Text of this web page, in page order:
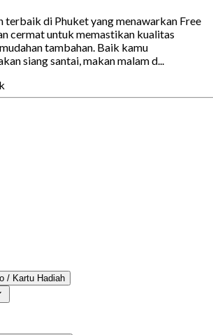
terbaik di Phuket yang menawarkan Free
cermat untuk memastikan kualitas
tambahan. Baik kamu
siang santai, makan malam d...
/ Kartu Hadiah